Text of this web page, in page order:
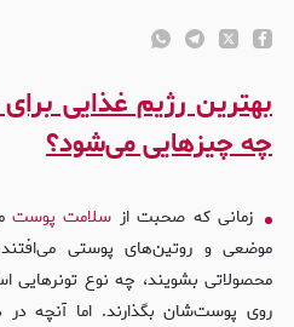
بهترین رژیم غذایی
چه چیزهایی می‌شود؟
زمانی که صحبت از سلامت پوست
موضعی و روتین‌های پوستی
محصولاتی بشویند، چه نوع تونرهایی
روی پوست‌شان بگذارند. اما آنچه